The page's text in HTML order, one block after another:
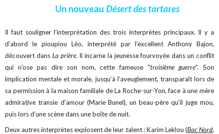
Un nouveau Désert des tartares
Il faut souligner l’interprétation des trois interprètes principaux. Il y a
d’abord le pioupiou Léo, interprété par l’excellent Anthony Bajon,
découvert dans La prière. Il incarne la jeunesse fourvoyée dans un conflit
qui n'ose pas dire son nom, cette fameuse "troisième guerre". Son
implication mentale et morale, jusqu’à l’aveuglement, transparaît lors de
sa permission à la maison familiale de La Roche-sur-Yon, face à une mère
admirative transie d’amour (Marie Bunel), un beau-père qu'il juge mou,
puis lors d’une scène dans une boîte de nuit.
Deux autres interprètes explosent de leur talent : Karim Leklou (Bac Nord,